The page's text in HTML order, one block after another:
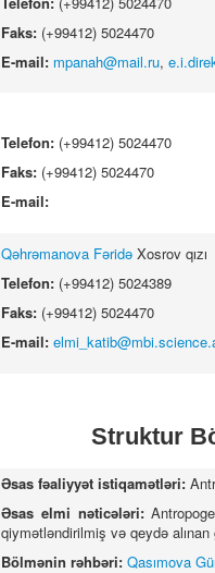
Faks: (+99412) 5024470
E-mail: mpanah@mail.ru,
Telefon: (+99412) 5024470
Faks: (+99412) 5024470
E-mail:
Qəhrəmanova Fəridə Xosrov qızı
Telefon: (+99412) 5024389
Faks: (+99412) 5024470
E-mail:
Struktur
Əsas fəaliyyət istiqamətləri:
Əsas elmi nəticələri:
qiymətləndirilmiş və qeydə
Bölmənin rəhbəri: Qasımova